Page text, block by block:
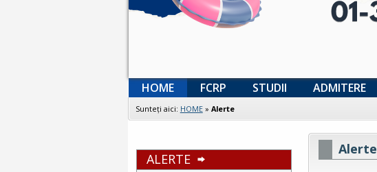
HOME FCRP STUDII ADMITERE
Sunteţi aici: HOME» Alerte
ALERTE
Alerte